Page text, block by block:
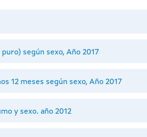
según sexo, Año 2017
12 meses según sexo, Año 2017
y sexo. año 2012